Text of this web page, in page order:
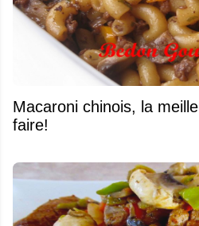
Macaroni chinois, la
faire!